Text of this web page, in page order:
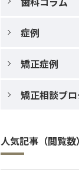
症例
矯正症例
矯正相談ブ
人気記事（閲覧数）